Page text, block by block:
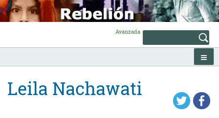
Skip
to
content
Avanzada
Leila Nachawati